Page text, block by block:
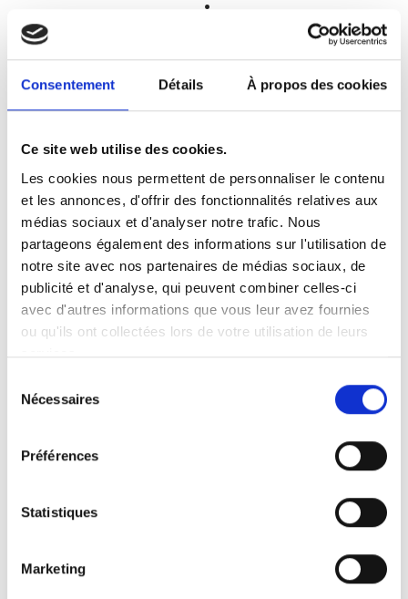
Consentement Détails À propos des cookies
Ce site web utilise des cookies.
Les cookies nous permettent de personnaliser le contenu
et les annonces, d'offrir des fonctionnalités relatives aux
médias sociaux et d'analyser notre trafic. Nous
partageons également des informations sur l'utilisation de
notre site avec nos partenaires de médias sociaux, de
publicité et d'analyse, qui peuvent combiner celles-ci
avec d'autres informations que vous leur avez fournies
ou qu'ils ont collectées lors de votre utilisation de leurs
services.
Nécessaires
Préférences
Statistiques
Marketing
vie
ChezGLC Créations, chaque projet est unique.
À travers nos réalisations, nous mettons en
avant notre savoir-faire, notre exigence du détail
et notre passion pour les aménagements
intérieurs bien pensés.
De la cuisine moderne à la cuisine plus
traditionnelle, nous concevons et installons des
matériaux, finitions soignées : chaque réalisation
est pensée pour allier esthétique et fonctionnalité.